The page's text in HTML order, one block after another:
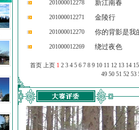
201000012278 新江南春
201000012271 金陵行
201000012270 你的背影是我
201000012269 绕过夜色
首页 上页 1 2 3 4 5 6 7 8 9 10 11 12 13 14 15
49 50 51 52 53